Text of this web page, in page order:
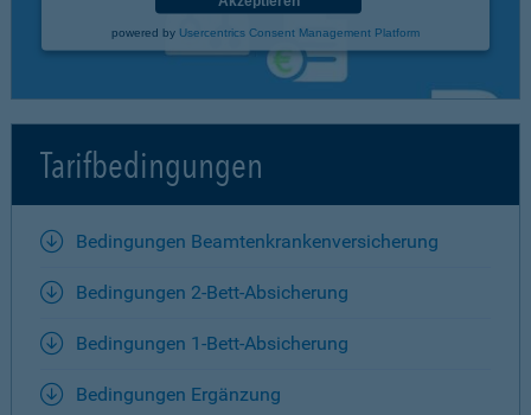
powered by Usercentrics Consent Management Platform
Tarifbedingungen
Bedingungen Beamtenkrankenversicherung
Bedingungen 2-Bett-Absicherung
Bedingungen 1-Bett-Absicherung
Bedingungen Ergänzung